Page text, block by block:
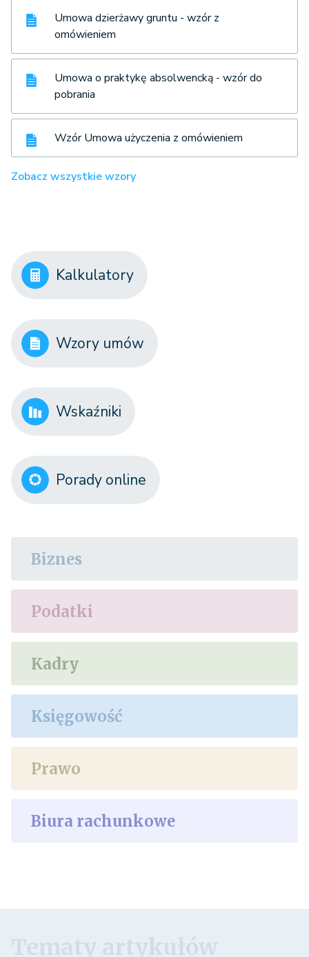
Umowa dzierżawy gruntu - wzór z
omówieniem
Umowa o praktykę absolwencką - wzór do
pobrania
Wzór Umowa użyczenia z omówieniem
Zobacz wszystkie wzory
Kalkulatory
Wzory umów
Wskaźniki
Porady online
Biznes
Podatki
Kadry
Księgowość
Prawo
Biura rachunkowe